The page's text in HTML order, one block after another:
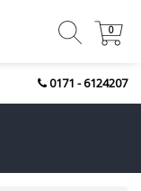
0171 - 6124207
0
0